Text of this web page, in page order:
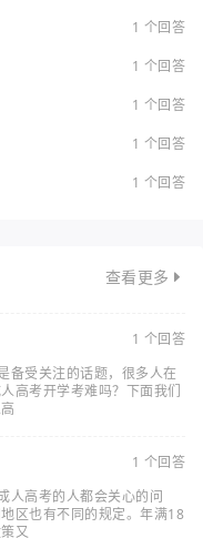
1 个回答
1 个回答
1 个回答
1 个回答
1 个回答
查看更多
1 个回答
备受关注的话题，很多人在
高考开学考难吗？下面我们
1 个回答
人高考的人都会关心的问
区也有不同的规定。年满18
又